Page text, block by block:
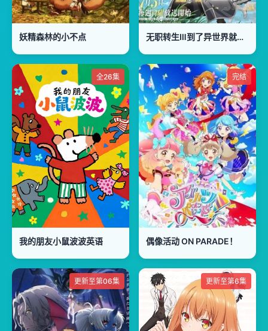
妖精森林的小不点 无职转生Ⅲ到了异世界就拿出真本事第三季
全26集
我的朋友小鼠波波英语
完结
偶像活动 ON PARADE！
更新至第06集 更新至第6集